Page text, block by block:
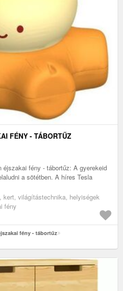
FÉNY - TÁBORTŰZ
fény - tábortűz: A gyerekeid
a sötétben. A híres Tesla
világítástechnika, helyiségek
fény
fény - tábortűz